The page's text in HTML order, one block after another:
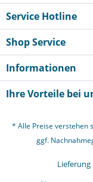
Service Hotline
Shop Service
Informationen
Ihre Vorteile bei
* Alle Preise verstehen
ggf.
Lieferung